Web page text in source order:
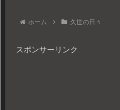
ホーム 久世の日々
スポンサーリンク